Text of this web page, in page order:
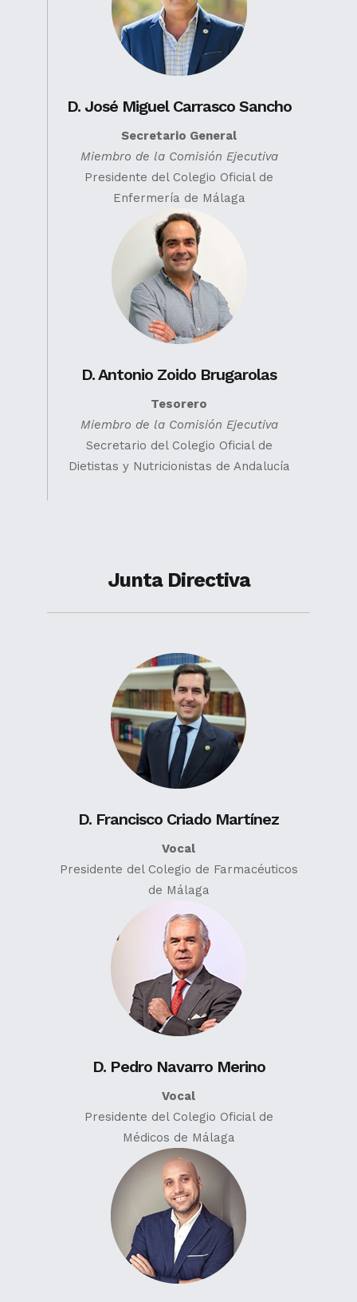
D. José Miguel Carrasco Sancho
Secretario General
Miembro de la Comisión Ejecutiva
Presidente del Colegio Oficial de
Enfermería de Málaga
D. Antonio Zoido Brugarolas
Tesorero
Miembro de la Comisión Ejecutiva
Secretario del Colegio Oficial de
Dietistas y Nutricionistas de Andalucía
Junta Directiva
D. Francisco Criado Martínez
Vocal
Presidente del Colegio de Farmacéuticos
de Málaga
D. Pedro Navarro Merino
Vocal
Presidente del Colegio Oficial de
Médicos de Málaga